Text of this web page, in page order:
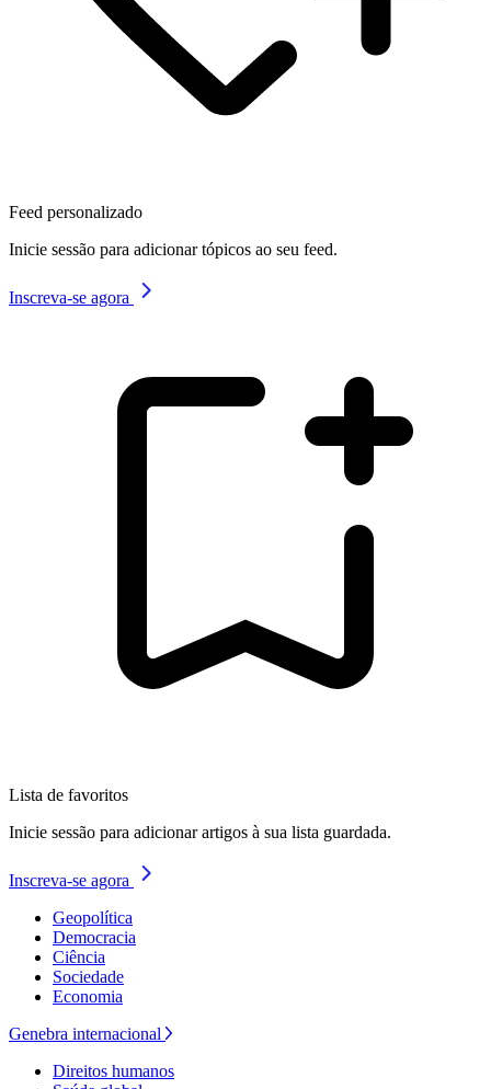
Feed personalizado
Inicie sessão para adicionar tópicos ao seu feed.
Inscreva-se agora
Lista de favoritos
Inicie sessão para adicionar artigos à sua lista guardada.
Inscreva-se agora
Geopolítica
Democracia
Ciência
Sociedade
Economia
Genebra internacional
Direitos humanos